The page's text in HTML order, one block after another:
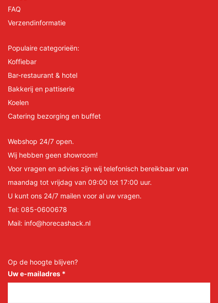
FAQ
Verzendinformatie
Populaire categorieën:
Koffiebar
Bar-restaurant & hotel
Bakkerij en pattiserie
Koelen
Catering bezorging en buffet
Webshop 24/7 open.
Wij hebben geen showroom!
Voor vragen en advies zijn wij telefonisch bereikbaar van
maandag tot vrijdag van 09:00 tot 17:00 uur.
U kunt ons 24/7 mailen voor al uw vragen.
Tel: 085-0600678
Mail: info@horecashack.nl
Op de hoogte blijven?
Uw e-mailadres *